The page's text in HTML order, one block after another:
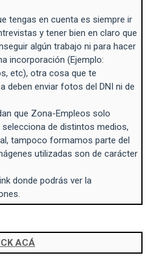
tengas en cuenta es siempre ir
y tener bien en claro que
algún trabajo ni para hacer
incorporación (Ejemplo:
etc), otra cosa que te
deben enviar fotos del DNI ni de
que Zona-Empleos solo
de distintos medios,
tampoco formamos parte del
utilizadas son de carácter
donde podrás ver la
ACÁ